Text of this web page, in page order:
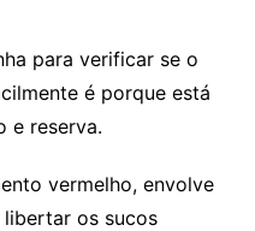
para verificar se o
é porque está
e reserva.
vermelho, envolve
libertar os sucos